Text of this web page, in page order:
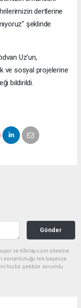
dertlerine
şeklinde
Uz'un,
ve sosyal projelerine
bildirildi.
Gönder
ve 63olay.com sitesine
sorumluluğu tek başınıza
hiçbir şekilde sorumlu